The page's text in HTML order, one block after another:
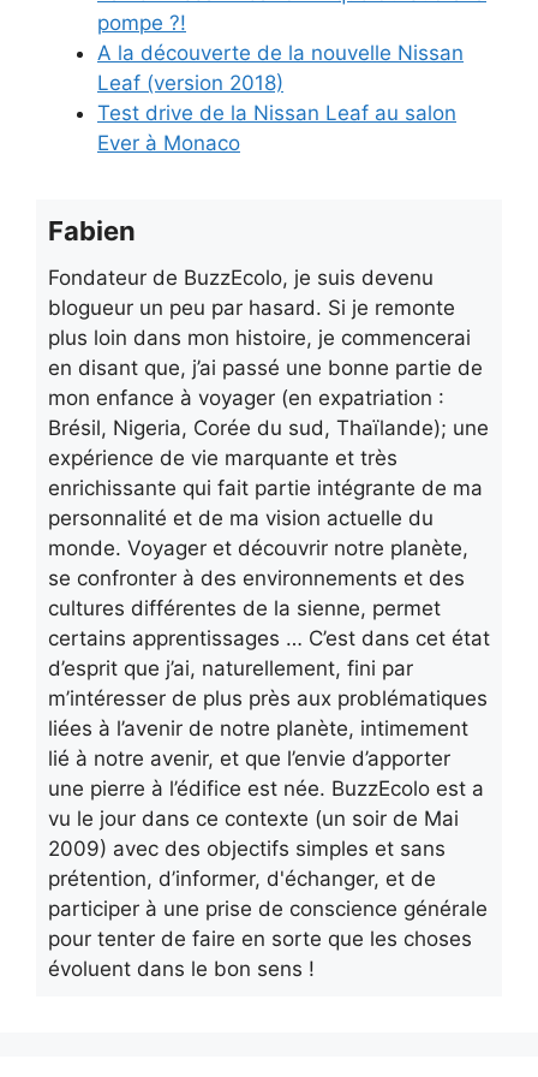
pompe ?!
A la découverte de la nouvelle Nissan
Leaf (version 2018)
Test drive de la Nissan Leaf au salon
Ever à Monaco
Fabien
Fondateur de BuzzEcolo, je suis devenu
blogueur un peu par hasard. Si je remonte
plus loin dans mon histoire, je commencerai
en disant que, j’ai passé une bonne partie de
mon enfance à voyager (en expatriation :
Brésil, Nigeria, Corée du sud, Thaïlande); une
expérience de vie marquante et très
enrichissante qui fait partie intégrante de ma
personnalité et de ma vision actuelle du
monde. Voyager et découvrir notre planète,
se confronter à des environnements et des
cultures différentes de la sienne, permet
certains apprentissages … C’est dans cet état
d’esprit que j’ai, naturellement, fini par
m’intéresser de plus près aux problématiques
liées à l’avenir de notre planète, intimement
lié à notre avenir, et que l’envie d’apporter
une pierre à l’édifice est née. BuzzEcolo est a
vu le jour dans ce contexte (un soir de Mai
2009) avec des objectifs simples et sans
prétention, d’informer, d'échanger, et de
participer à une prise de conscience générale
pour tenter de faire en sorte que les choses
évoluent dans le bon sens !